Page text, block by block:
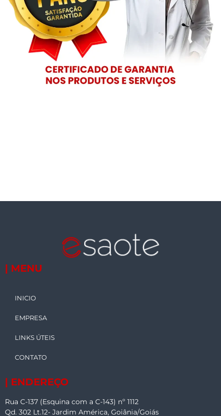
| MENU
INICIO
EMPRESA
LINKS ÚTEIS
CONTATO
| ENDEREÇO
Rua C-137 (Esquina com a C-143) nº 1112
Qd. 302 Lt.12- Jardim América, Goiânia/Goiás